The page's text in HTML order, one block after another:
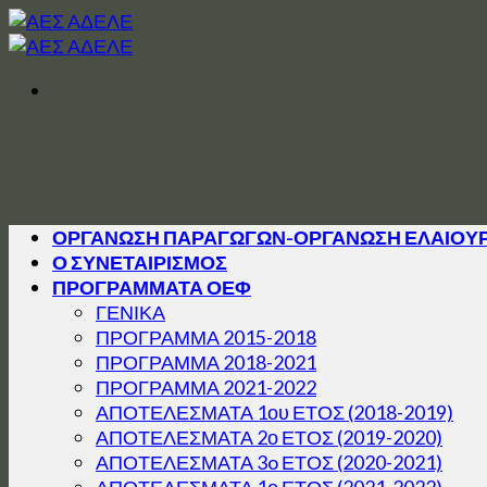
Skip
to
ΟΡΓΑΝΩΣΗ ΠΑΡΑΓΩΓΩΝ-ΟΡΓΑΝΩΣΗ
Ο ΣΥΝΕΤΑΙΡΙΣΜΟΣ
ΠΡΟΓΡΑΜΜΑΤΑ ΟΕΦ
ΓΕΝΙΚΑ
ΠΡΟΓΡΑΜΜΑ 2015-2018
ΠΡΟΓΡΑΜΜΑ 2018-2021
ΠΡΟΓΡΑΜΜΑ 2021-2022
ΑΠΟΤΕΛΕΣΜΑΤΑ 1ου ΕΤΟΣ (2018-2019)
ΑΠΟΤΕΛΕΣΜΑΤΑ 2ο ΕΤΟΣ (2019-2020)
ΑΠΟΤΕΛΕΣΜΑΤΑ 3o ΕΤΟΣ (2020-2021)